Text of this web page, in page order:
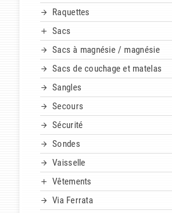
Raquettes
Sacs
Sacs à magnésie / magnésie
Sacs de couchage et matelas
Sangles
Secours
Sécurité
Sondes
Vaisselle
Vêtements
Via Ferrata